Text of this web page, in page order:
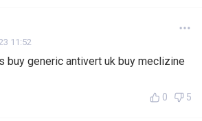
11:52
buy generic antivert uk buy meclizine
0 5